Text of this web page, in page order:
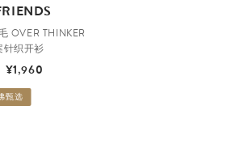
OVER THINKER
针织开衫
¥1,960
甄选